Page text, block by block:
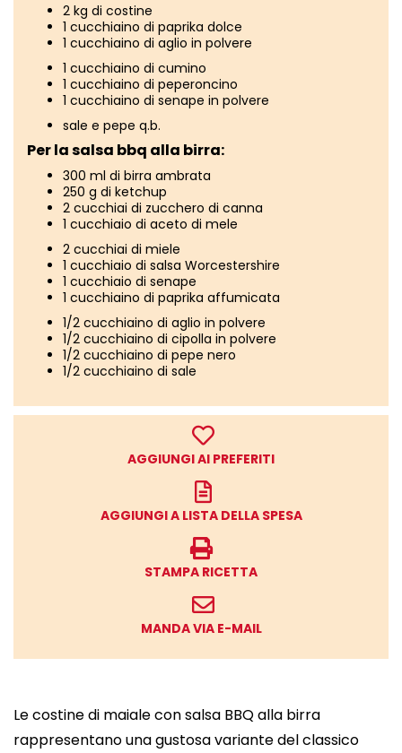
2 kg di costine
1 cucchiaino di paprika dolce
1 cucchiaino di aglio in polvere
1 cucchiaino di cumino
1 cucchiaino di peperoncino
1 cucchiaino di senape in polvere
sale e pepe q.b.
Per la salsa bbq alla birra:
300 ml di birra ambrata
250 g di ketchup
2 cucchiai di zucchero di canna
1 cucchiaio di aceto di mele
2 cucchiai di miele
1 cucchiaio di salsa Worcestershire
1 cucchiaio di senape
1 cucchiaino di paprika affumicata
1/2 cucchiaino di aglio in polvere
1/2 cucchiaino di cipolla in polvere
1/2 cucchiaino di pepe nero
1/2 cucchiaino di sale
AGGIUNGI AI PREFERITI
AGGIUNGI A LISTA DELLA SPESA
STAMPA RICETTA
MANDA VIA E-MAIL
Le costine di maiale con salsa BBQ alla birra
rappresentano una gustosa variante del classico